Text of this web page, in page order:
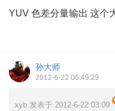
YUV 色差分量输出 这个
孙大师
2012-6-22 06:49:29
xyb 发表于 2012-6-22 03:09